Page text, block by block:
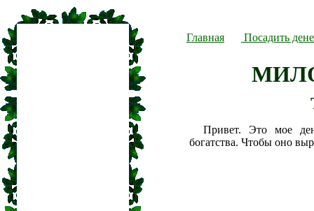
Главная Посадить
Привет. Это мое
богатства. Чтобы оно